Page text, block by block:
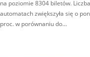
na poziomie 8304 biletów.
automatach zwiększyła się o
proc. w porównaniu do…